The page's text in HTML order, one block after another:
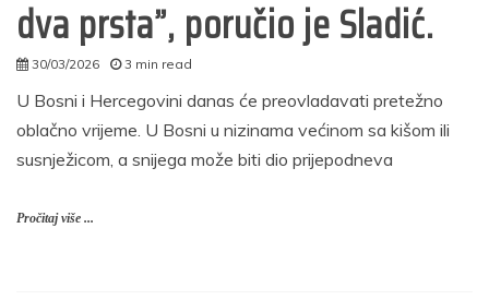
dva prsta”, poručio je Sladić.
30/03/2026
3 min read
U Bosni i Hercegovini danas će preovladavati pretežno
oblačno vrijeme. U Bosni u nizinama većinom sa kišom ili
susnježicom, a snijega može biti dio prijepodneva
Pročitaj više ...